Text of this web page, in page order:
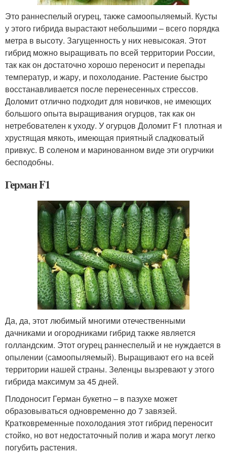
Это раннеспелый огурец, также самоопыляемый. Кусты
у этого гибрида вырастают небольшими – всего порядка
метра в высоту. Загущенность у них невысокая. Этот
гибрид можно выращивать по всей территории России,
так как он достаточно хорошо переносит и перепады
температур, и жару, и похолодание. Растение быстро
восстанавливается после перенесенных стрессов.
Доломит отлично подходит для новичков, не имеющих
большого опыта выращивания огурцов, так как он
нетребователен к уходу. У огурцов Доломит F1 плотная и
хрустящая мякоть, имеющая приятный сладковатый
привкус. В соленом и маринованном виде эти огурчики
бесподобны.
Герман F1
Да, да, этот любимый многими отечественными
дачниками и огородниками гибрид также является
голландским. Этот огурец раннеспелый и не нуждается в
опылении (самоопыляемый). Выращивают его на всей
территории нашей страны. Зеленцы вызревают у этого
гибрида максимум за 45 дней.
Плодоносит Герман букетно – в пазухе может
образовываться одновременно до 7 завязей.
Кратковременные похолодания этот гибрид переносит
стойко, но вот недостаточный полив и жара могут легко
погубить растения.